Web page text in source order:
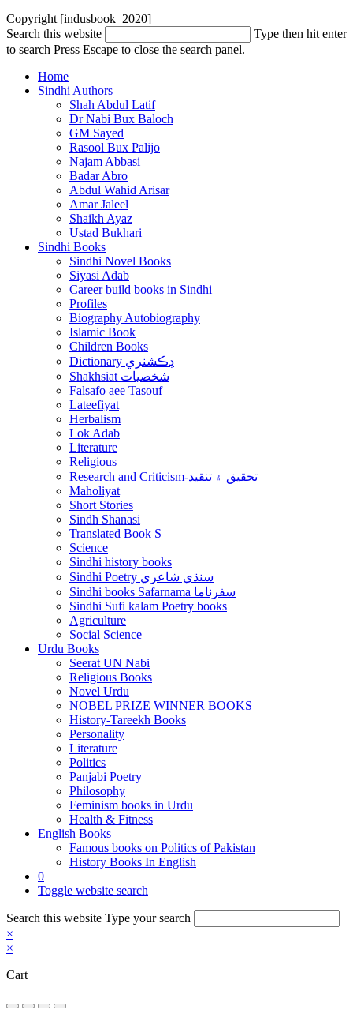
Copyright [indusbook_2020]
Search this website
Type then hit enter
to search Press Escape to close the search panel.
Home
Sindhi Authors
Shah Abdul Latif
Dr Nabi Bux Baloch
GM Sayed
Rasool Bux Palijo
Najam Abbasi
Badar Abro
Abdul Wahid Arisar
Amar Jaleel
Shaikh Ayaz
Ustad Bukhari
Sindhi Books
Sindhi Novel Books
Siyasi Adab
Career build books in Sindhi
Profiles
Biography Autobiography
Islamic Book
Children Books
Dictionary ڊڪشنري
Shakhsiat شخصيات
Falsafo aee Tasouf
Lateefiyat
Herbalism
Lok Adab
Literature
Religious
Research and Criticism-تحقيق ۽ تنقيد
Maholiyat
Short Stories
Sindh Shanasi
Translated Book S
Science
Sindhi history books
Sindhi Poetry سنڌي شاعري
Sindhi books Safarnama سفرناما
Sindhi Sufi kalam Poetry books
Agriculture
Social Science
Urdu Books
Seerat UN Nabi
Religious Books
Novel Urdu
NOBEL PRIZE WINNER BOOKS
History-Tareekh Books
Personality
Literature
Politics
Panjabi Poetry
Philosophy
Feminism books in Urdu
Health & Fitness
English Books
Famous books on Politics of Pakistan
History Books In English
0
Toggle website search
Search this website Type your search
×
×
Cart